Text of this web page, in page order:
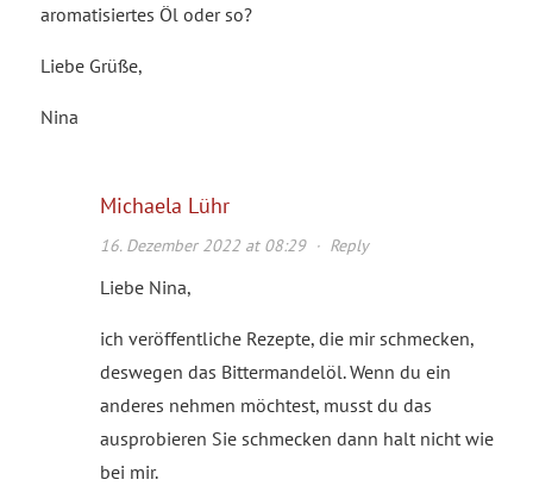
aromatisiertes Öl oder so?
Liebe Grüße,
Nina
Michaela Lühr
16. Dezember 2022 at 08:29· Reply
Liebe Nina,
ich veröffentliche Rezepte, die mir schmecken,
deswegen das Bittermandelöl. Wenn du ein
anderes nehmen möchtest, musst du das
ausprobieren Sie schmecken dann halt nicht wie
bei mir.